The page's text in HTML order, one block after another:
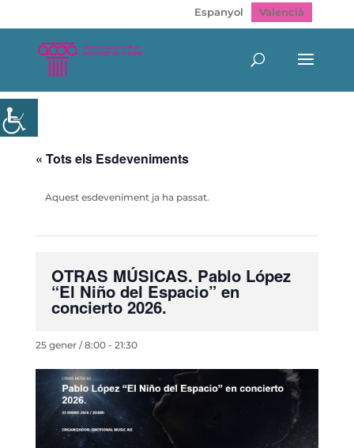
Espanyol Valencià
« Tots els Esdeveniments
Aquest esdeveniment ja ha passat.
OTRAS MÚSICAS. Pablo López
“El Niño del Espacio” en
concierto 2026.
25 gener / 8:00- 21:30